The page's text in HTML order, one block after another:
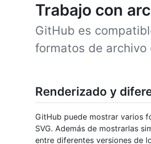
Trabajo con
GitHub es
formatos de archivo
Renderizado y
GitHub puede mostrar varios
SVG. Además de mostrarlas
entre diferentes versiones de